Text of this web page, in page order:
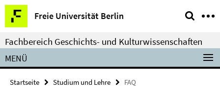
Springe
direkt
zu
Inhalt
Freie Universität Berlin
Service-
Navigation
Fachbereich Geschichts- und Kulturwissenschaften
MENÜ
Startseite Studium und Lehre FAQ